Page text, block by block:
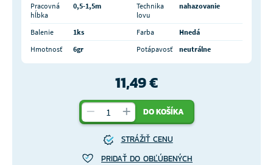
Pracovná
hĺbka
0,5-1,5m
Technika
lovu
nahazovanie
Balenie 1ks Farba
Hnedá
Hmotnosť
6gr Potápavosť neutrálne
11,49 €
DO KOŠÍKA
STRÁŽIŤ CENU
PRIDAŤ DO OBĽÚBENÝCH